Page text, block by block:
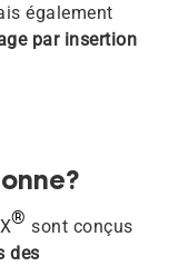
également
par insertion
® sont conçus
des